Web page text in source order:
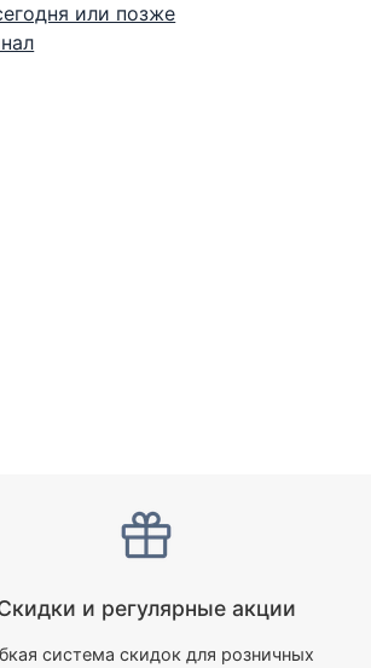
или позже
и регулярные акции
система скидок для розничных